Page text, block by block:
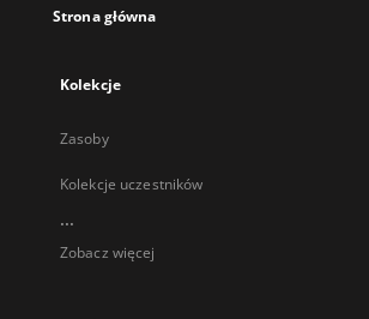
Strona główna
Kolekcje
Zasoby
Kolekcje uczestników
...
Zobacz więcej